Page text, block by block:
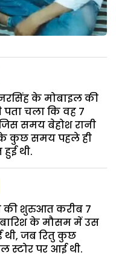
के मोबाइल की
चला कि वह 7
समय बेहोश रानी
कुछ समय पहले ही
थी.
की शुरुआत करीब 7
के मौसम में उस
थी, जब रितु कुछ
स्टोर पर आई थी.